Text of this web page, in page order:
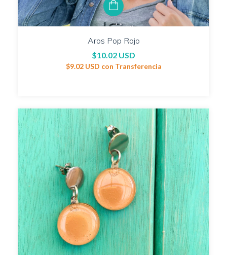
Aros Pop Rojo
$10.02 USD
$9.02 USD con Transferencia